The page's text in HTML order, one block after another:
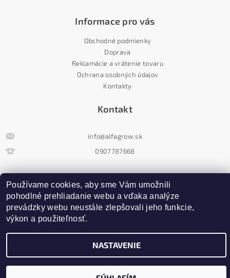
Informace pro vás
Obchodné podmienky
Doprava
Reklamácie a vrátenie tovaru
Ochrana osobných údajov
Kontakty
Kontakt
info@alfagrow.sk
0907787668
, všetky práva vyhradené Upraviť nastavenie cookies
Vytvoril Shoptet
Používame cookies, aby sme Vám umožnili
pohodlné prehliadanie webu a vďaka analýze
prevádzky webu neustále zlepšovali jeho funkcie,
výkon a použiteľnosť.
NASTAVENIE